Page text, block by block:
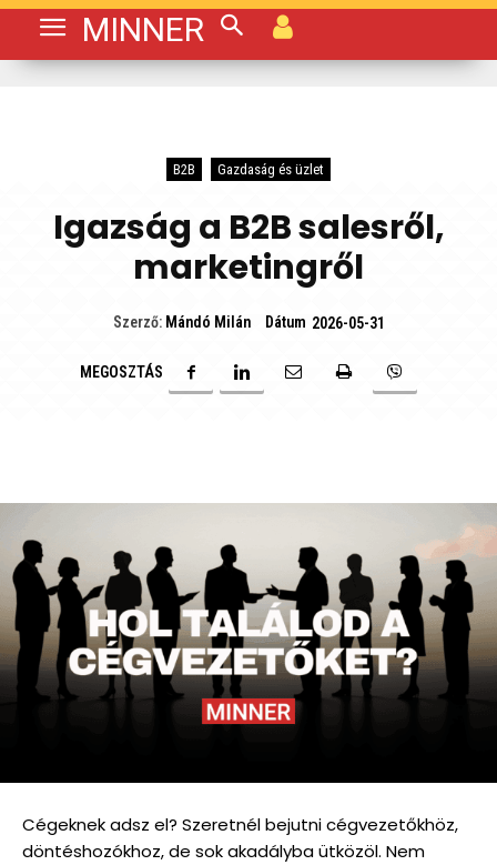
MINNER
B2B Gazdaság és üzlet
Igazság a B2B salesről,
marketingről
Szerző: Mándó Milán Dátum 2026-05-31
MEGOSZTÁS
Cégeknek adsz el? Szeretnél bejutni cégvezetőkhöz,
döntéshozókhoz, de sok akadályba ütközöl. Nem